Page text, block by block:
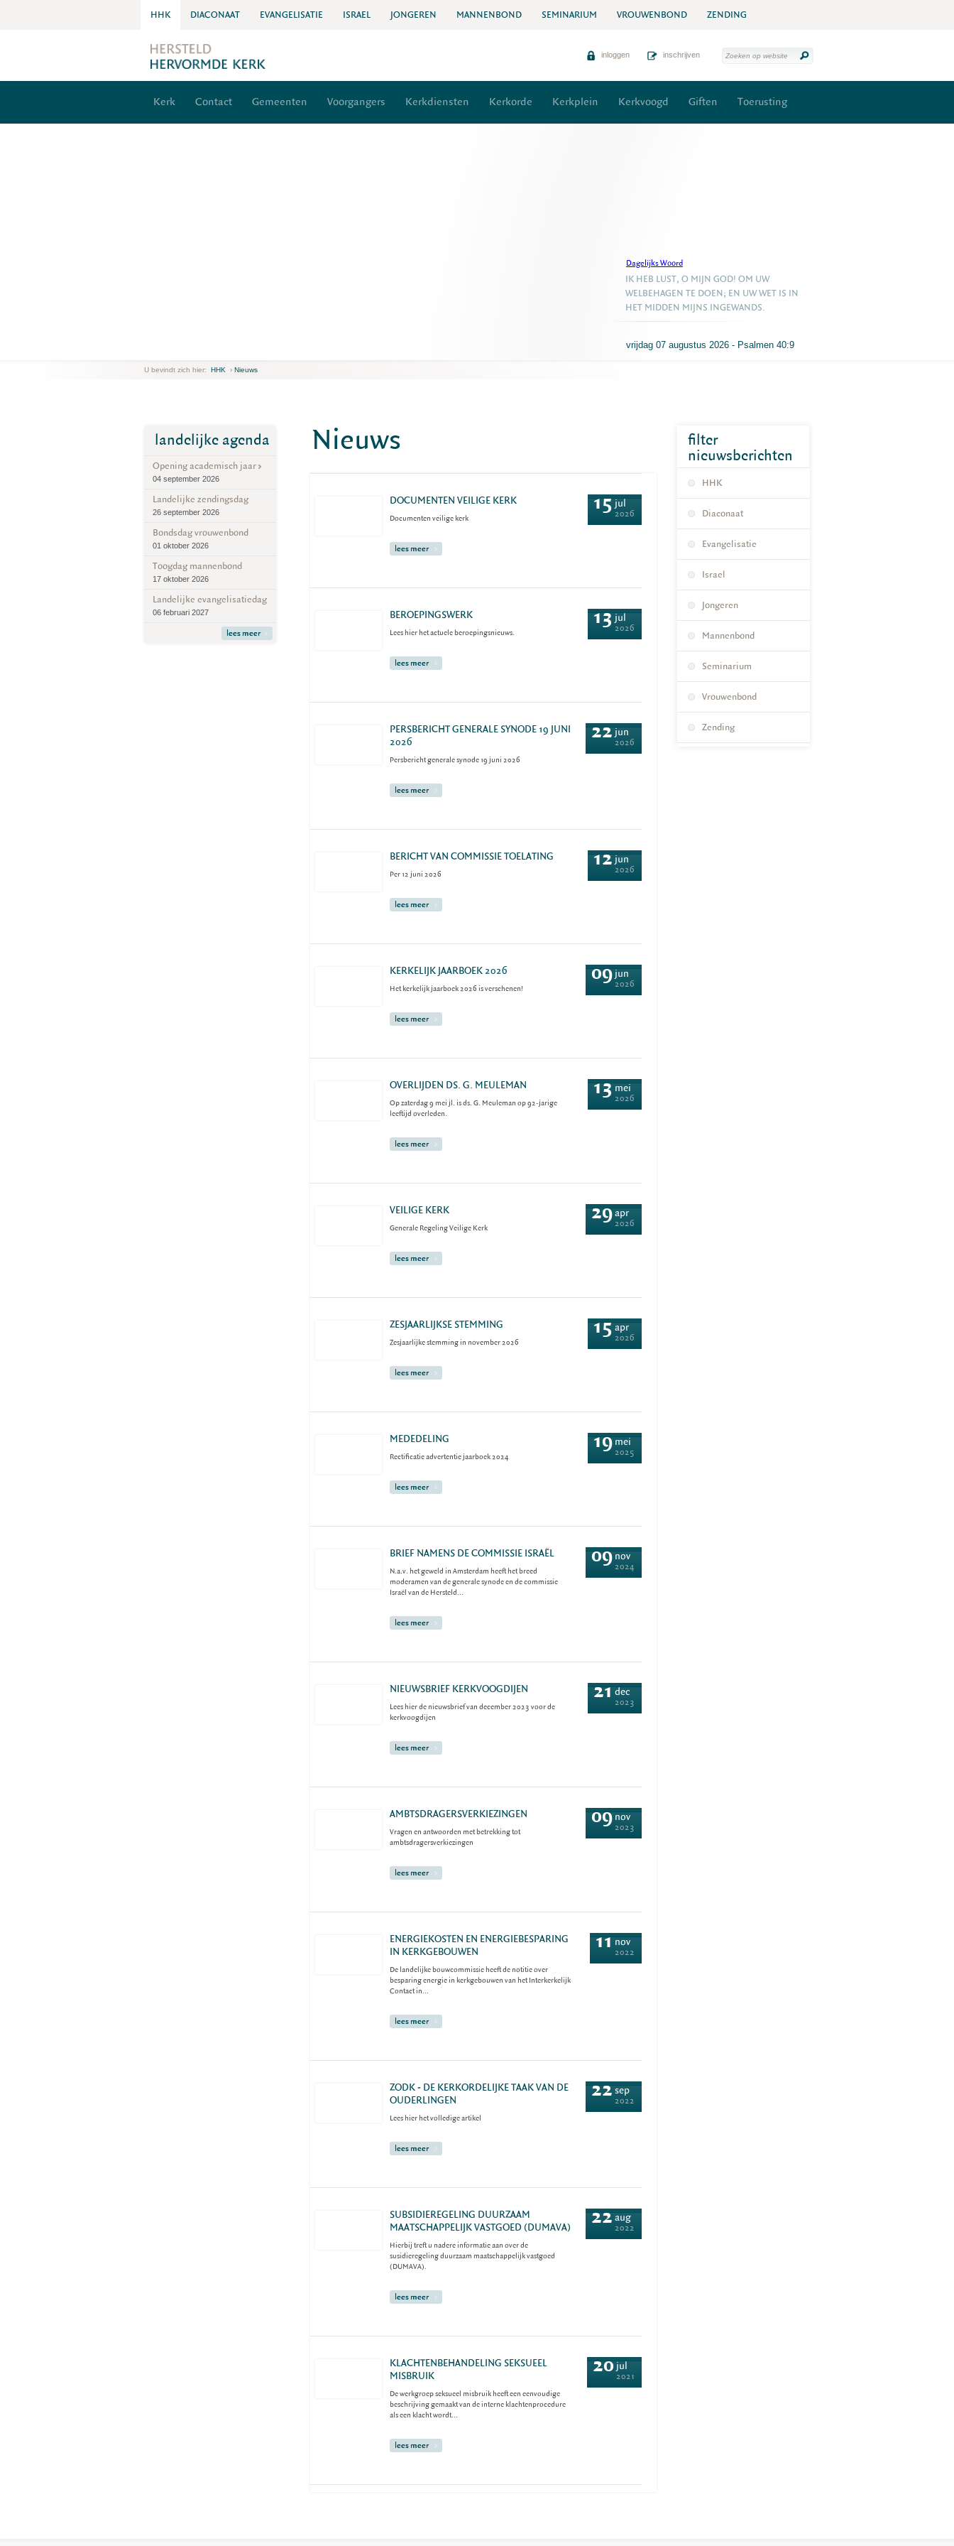
HHK DIACONAAT EVANGELISATIE ISRAEL JONGEREN MANNENBOND SEMINARIUM VROUWENBOND ZENDING
inloggen inschrijven
Kerk Contact Gemeenten Voorgangers Kerkdiensten Kerkorde Kerkplein Kerkvoogd Giften Toerusting
Dagelijks Woord
vrijdag 07 augustus 2026 - Psalmen 40:9
IK HEB LUST, O MIJN GOD! OM UW
WELBEHAGEN TE DOEN; EN UW WET IS IN
HET MIDDEN MIJNS INGEWANDS.
U bevindt zich hier: HHK › Nieuws
Nieuws
DOCUMENTEN VEILIGE KERK
Documenten veilige kerk
lees meer
15 jul
2026
BEROEPINGSWERK
Lees hier het actuele beroepingsnieuws.
lees meer
13 jul
2026
PERSBERICHT GENERALE SYNODE 19 JUNI
2026
Persbericht generale synode 19 juni 2026
lees meer
22 jun
2026
BERICHT VAN COMMISSIE TOELATING
Per 12 juni 2026
lees meer
12 jun
2026
KERKELIJK JAARBOEK 2026
Het kerkelijk jaarboek 2026 is verschenen!
lees meer
09 jun
2026
OVERLIJDEN DS. G. MEULEMAN
Op zaterdag 9 mei jl. is ds. G. Meuleman op 92-jarige
leeftijd overleden.
lees meer
13 mei
2026
VEILIGE KERK
Generale Regeling Veilige Kerk
lees meer
29apr
2026
ZESJAARLIJKSE STEMMING
Zesjaarlijke stemming in november 2026
lees meer
15apr
2026
MEDEDELING
Rectificatie advertentie jaarboek 2024
lees meer
19 mei
2025
BRIEF NAMENS DE COMMISSIE ISRAËL
N.a.v. het geweld in Amsterdam heeft het breed
moderamen van de generale synode en de commissie
Israël van de Hersteld...
lees meer
09 nov
2024
NIEUWSBRIEF KERKVOOGDIJEN
Lees hier de nieuwsbrief van december 2023 voor de
kerkvoogdijen
lees meer
21dec
2023
AMBTSDRAGERSVERKIEZINGEN
Vragen en antwoorden met betrekking tot
ambtsdragersverkiezingen
lees meer
09 nov
2023
ENERGIEKOSTEN EN ENERGIEBESPARING
IN KERKGEBOUWEN
De landelijke bouwcommissie heeft de notitie over
besparing energie in kerkgebouwen van het Interkerkelijk
Contact in...
lees meer
11 nov
2022
ZODK - DE KERKORDELIJKE TAAK VAN DE
OUDERLINGEN
Lees hier het volledige artikel
lees meer
22sep
2022
SUBSIDIEREGELING DUURZAAM
MAATSCHAPPELIJK VASTGOED (DUMAVA)
Hierbij treft u nadere informatie aan over de
susidieregeling duurzaam maatschappelijk vastgoed
(DUMAVA).
lees meer
22aug
2022
KLACHTENBEHANDELING SEKSUEEL
MISBRUIK
De werkgroep seksueel misbruik heeft een eenvoudige
beschrijving gemaakt van de interne klachtenprocedure
als een klacht wordt...
lees meer
20 jul
2021
landelijke agenda
Opening academisch jaar
04 september 2026
Landelijke zendingsdag
26 september 2026
Bondsdag vrouwenbond
01 oktober 2026
Toogdag mannenbond
17 oktober 2026
Landelijke evangelisatiedag
06 februari 2027
lees meer
filter
nieuwsberichten
HHK
Diaconaat
Evangelisatie
Israel
Jongeren
Mannenbond
Seminarium
Vrouwenbond
Zending